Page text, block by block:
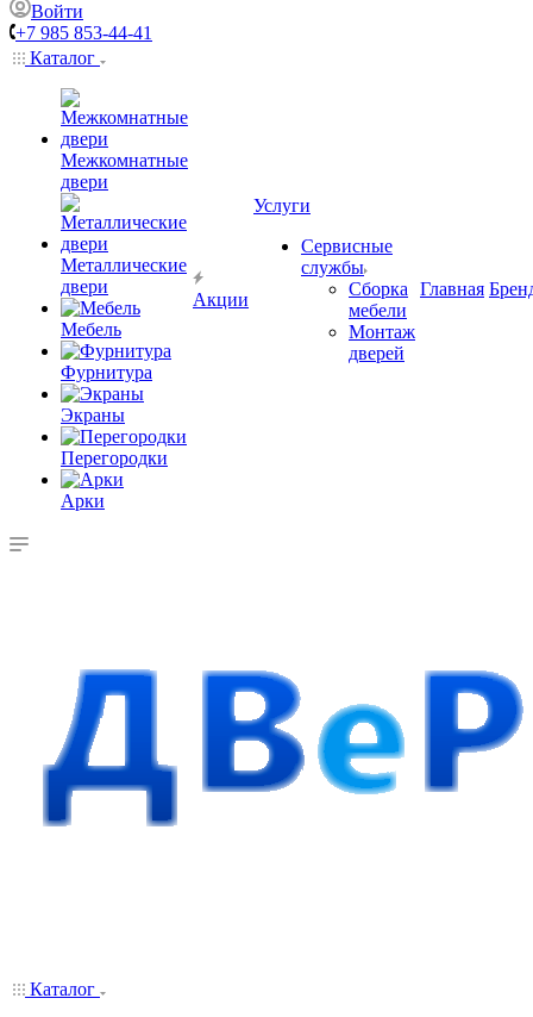
Войти
+7 985 853-44-41
Каталог
Межкомнатные
двери
Металлические
двери
Мебель
Фурнитура
Экраны
Перегородки
Арки
Акции
Услуги
Сервисные
службы
Сборка
мебели
Монтаж
дверей
Главная
Каталог